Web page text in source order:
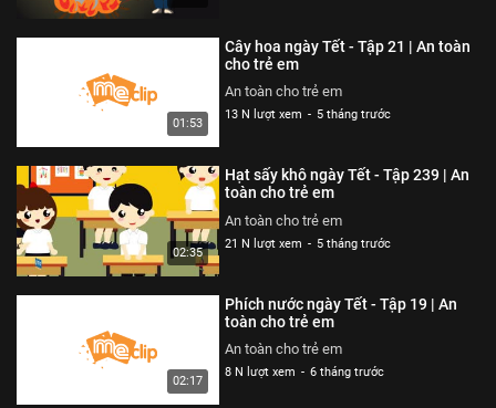
An toàn cho trẻ em
26 N lượt xem
02:40
An toàn cho trẻ em
26 N lượt xem
An toàn cho trẻ em
26 N lượt xem
01:53
Cây hoa ngày Tết - Tập 21 | An toàn
cho trẻ em
An toàn cho trẻ em
13 N lượt xem - 5 tháng trước
02:35
Hạt sấy khô ngày Tết - Tập 239 | An
toàn cho trẻ em
An toàn cho trẻ em
21 N lượt xem - 5 tháng trước
02:17
Phích nước ngày Tết - Tập 19 | An
toàn cho trẻ em
An toàn cho trẻ em
8 N lượt xem - 6 tháng trước